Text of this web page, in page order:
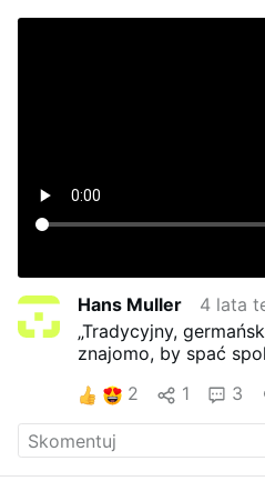
Hans Muller
4 lata
„Tradycyjny,
znajomo, by spać
2
1 3